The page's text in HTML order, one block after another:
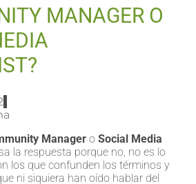
MANAGER O
Manager o Social Media
la respuesta porque no, no es lo
los que confunden los términos y
ni siquiera han oído hablar del